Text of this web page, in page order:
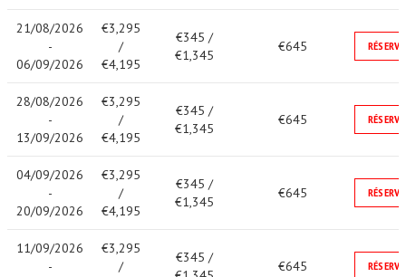
21/08/2026
-
06/09/2026
€3,295
/
€4,195
€345 /
€1,345
€645
28/08/2026
-
13/09/2026
€3,295
/
€4,195
€345 /
€1,345
€645
04/09/2026
-
20/09/2026
€3,295
/
€4,195
€345 /
€1,345
€645
11/09/2026
-
€3,295
/
€345 /
€645